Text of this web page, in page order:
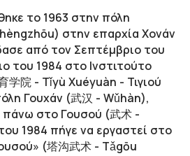
το 1963 στην πόλη
στην επαρχία Χονάν
από τον Σεπτέμβριο του
του 1984 στο Ινστιτούτο
学院 - Tǐyù Xuéyuàn - Τιγιού
Γουχάν (武汉 - Wǔhàn),
πάνω στο Γουσού (武术 -
1984 πήγε να εργαστεί στο
(塔沟武术 - Tǎgōu